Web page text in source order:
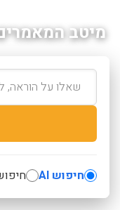
מיטב
חיפוש AI